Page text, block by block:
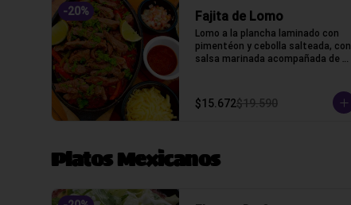
-20% Fajita de Lomo
Lomo a la plancha laminado con
pimentéon y cebolla salteada, con
salsa marinada acompañada de
trigo.
$15.672$19.590
Platos Mexicanos